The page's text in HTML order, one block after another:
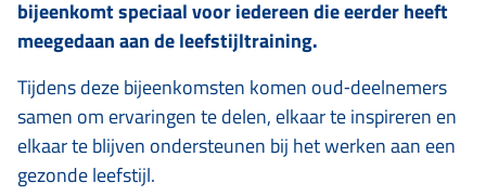
bijeenkomt speciaal voor iedereen die eerder heeft
meegedaan aan de leefstijltraining.
Tijdens deze bijeenkomsten komen oud‑deelnemers
samen om ervaringen te delen, elkaar te inspireren en
elkaar te blijven ondersteunen bij het werken aan een
gezonde leefstijl.